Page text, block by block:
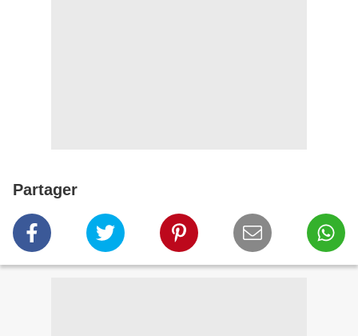
Partager